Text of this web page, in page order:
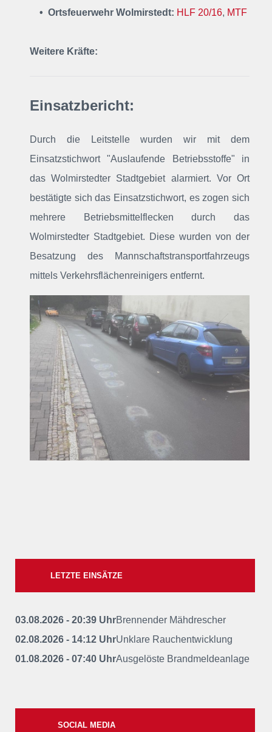
• Ortsfeuerwehr Wolmirstedt: HLF 20/16, MTF
Weitere Kräfte:
Einsatzbericht:
Durch die Leitstelle wurden wir mit dem
Einsatzstichwort "Auslaufende Betriebsstoffe" in
das Wolmirstedter Stadtgebiet alarmiert. Vor Ort
bestätigte sich das Einsatzstichwort, es zogen sich
mehrere Betriebsmittelflecken durch das
Wolmirstedter Stadtgebiet. Diese wurden von der
Besatzung des Mannschaftstransportfahrzeugs
mittels Verkehrsflächenreinigers entfernt.
LETZTE EINSÄTZE
03.08.2026 - 20:39 UhrBrennender Mähdrescher
02.08.2026 - 14:12 UhrUnklare Rauchentwicklung
01.08.2026 - 07:40 UhrAusgelöste Brandmeldeanlage
SOCIAL MEDIA